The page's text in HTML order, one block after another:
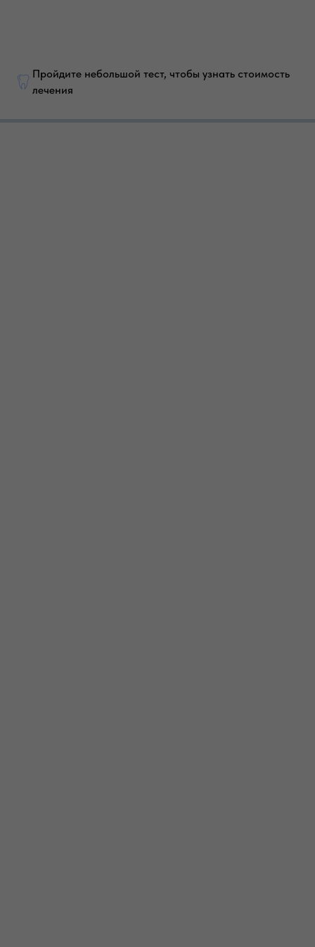
Пройдите небольшой тест, чтобы узнать стоимость
лечения